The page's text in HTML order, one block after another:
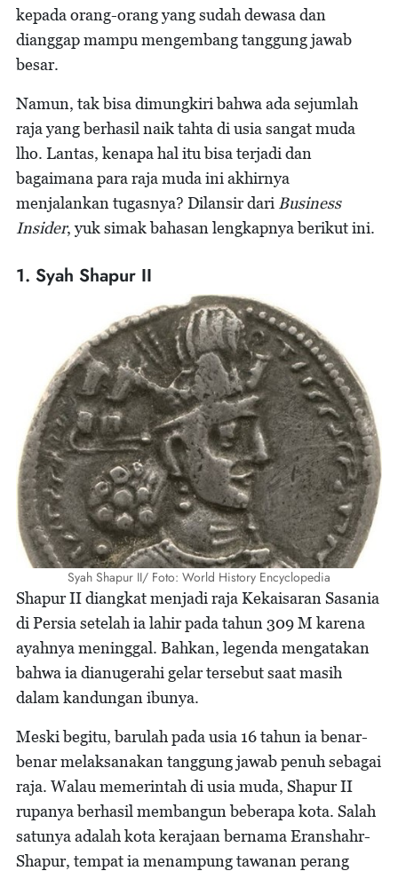
kepada orang-orang yang sudah dewasa dan
dianggap mampu mengembang tanggung jawab
besar.
Namun, tak bisa dimungkiri bahwa ada sejumlah
raja yang berhasil naik tahta di usia sangat muda
lho. Lantas, kenapa hal itu bisa terjadi dan
bagaimana para raja muda ini akhirnya
menjalankan tugasnya? Dilansir dari Business
Insider, yuk simak bahasan lengkapnya berikut ini.
1. Syah Shapur II
Syah Shapur II/ Foto: World History Encyclopedia
Shapur II diangkat menjadi raja Kekaisaran Sasania
di Persia setelah ia lahir pada tahun 309 M karena
ayahnya meninggal. Bahkan, legenda mengatakan
bahwa ia dianugerahi gelar tersebut saat masih
dalam kandungan ibunya.
Meski begitu, barulah pada usia 16 tahun ia benar-
benar melaksanakan tanggung jawab penuh sebagai
raja. Walau memerintah di usia muda, Shapur II
rupanya berhasil membangun beberapa kota. Salah
satunya adalah kota kerajaan bernama Eranshahr-
Shapur, tempat ia menampung tawanan perang